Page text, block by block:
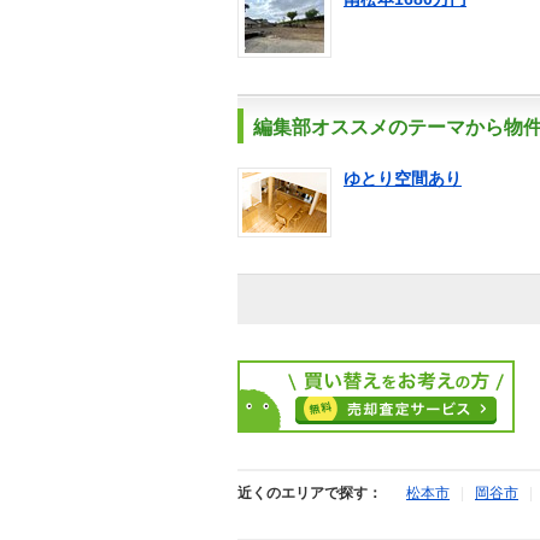
編集部オススメのテーマから物
ゆとり空間あり
近くのエリアで探す： 松本市 岡谷市